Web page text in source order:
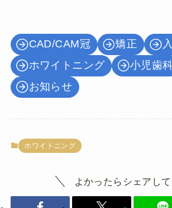
CAD/CAM冠 矯正
ホワイトニング
小児歯
お知らせ
ホワイトニング
よかったらシェアして